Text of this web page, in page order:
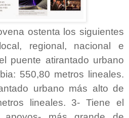
ostenta los siguientes
regional, nacional e
puente atirantado urbano
550,80 metros lineales.
urbano más alto de
lineales. 3- Tiene el